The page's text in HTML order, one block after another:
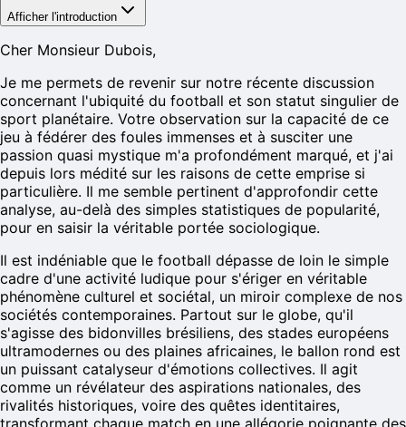
Afficher l'introduction
Cher Monsieur Dubois,
Je me permets de revenir sur notre récente discussion
concernant l'ubiquité du football et son statut singulier de
sport planétaire. Votre observation sur la capacité de ce
jeu à fédérer des foules immenses et à susciter une
passion quasi mystique m'a profondément marqué, et j'ai
depuis lors médité sur les raisons de cette emprise si
particulière. Il me semble pertinent d'approfondir cette
analyse, au-delà des simples statistiques de popularité,
pour en saisir la véritable portée sociologique.
Il est indéniable que le football dépasse de loin le simple
cadre d'une activité ludique pour s'ériger en véritable
phénomène culturel et sociétal, un miroir complexe de nos
sociétés contemporaines. Partout sur le globe, qu'il
s'agisse des bidonvilles brésiliens, des stades européens
ultramodernes ou des plaines africaines, le ballon rond est
un puissant catalyseur d'émotions collectives. Il agit
comme un révélateur des aspirations nationales, des
rivalités historiques, voire des quêtes identitaires,